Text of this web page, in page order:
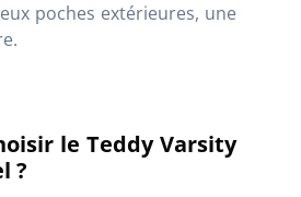
poches extérieures, une
le Teddy Varsity
?